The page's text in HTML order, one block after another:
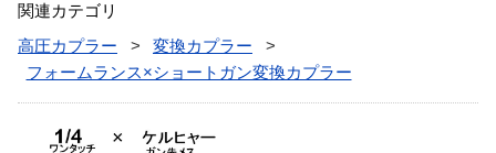
関連カテゴリ
高圧カプラー
変換カプラー
フォームランス×ショートガン変換カプラー